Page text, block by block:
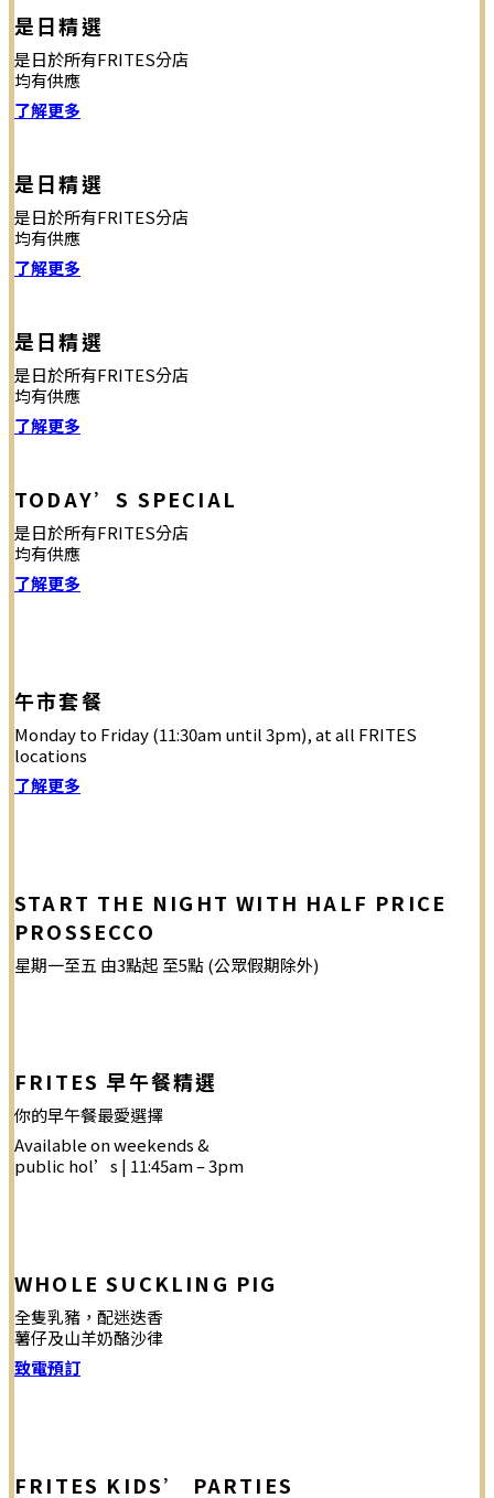
是日精選
是日於所有FRITES分店
均有供應
了解更多
是日精選
是日於所有FRITES分店
均有供應
了解更多
是日精選
是日於所有FRITES分店
均有供應
了解更多
TODAY’S SPECIAL
是日於所有FRITES分店
均有供應
了解更多
午市套餐
Monday to Friday (11:30am until 3pm), at all FRITES
locations
了解更多
START THE NIGHT WITH HALF PRICE
PROSSECCO
星期一至五 由3點起 至5點 (公眾假期除外)
FRITES 早午餐精選
你的早午餐最愛選擇
Available on weekends &
public hol’s | 11:45am – 3pm
WHOLE SUCKLING PIG
全隻乳豬，配迷迭香
薯仔及山羊奶酪沙律
致電預訂
FRITES KIDS’ PARTIES